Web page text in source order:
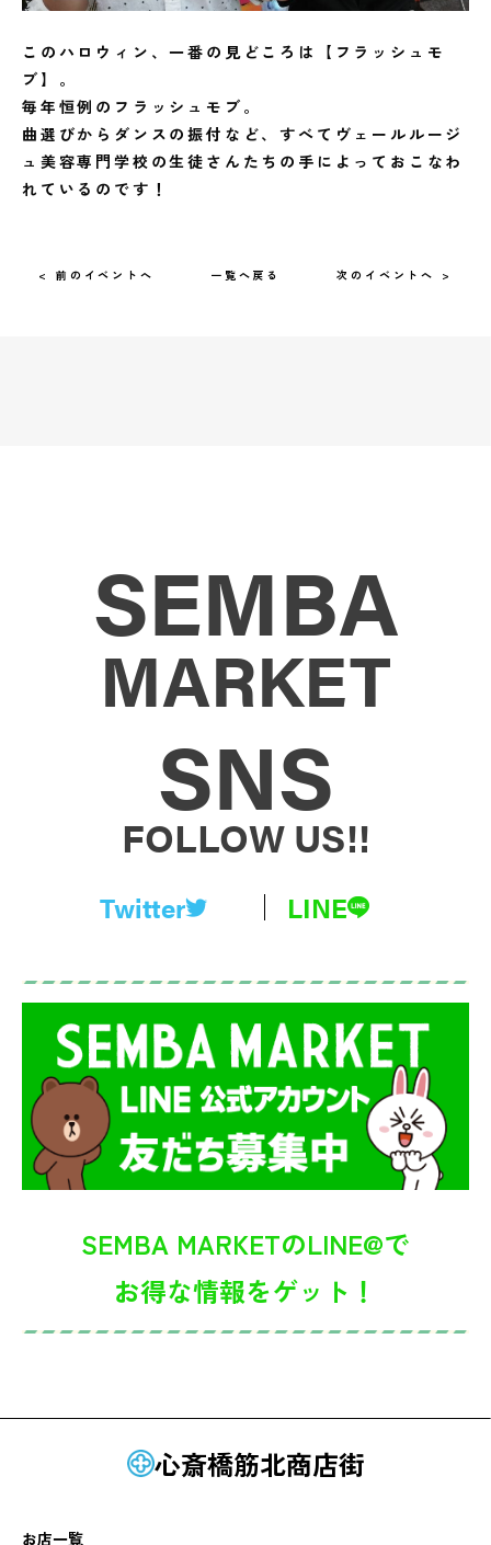
このハロウィン、一番の見どころは【フラッシュモ
ブ】。
毎年恒例のフラッシュモブ。
曲選びからダンスの振付など、すべてヴェールルージ
ュ美容専門学校の生徒さんたちの手によっておこなわ
れているのです！
< 前のイベントへ 一覧へ戻る 次のイベントへ >
SEMBA MARKETのLINE@で
お得な情報をゲット！
SEMBA
MARKET
SNS
FOLLOW US!!
Twitter LINE
心斎橋筋北商店街
お店一覧